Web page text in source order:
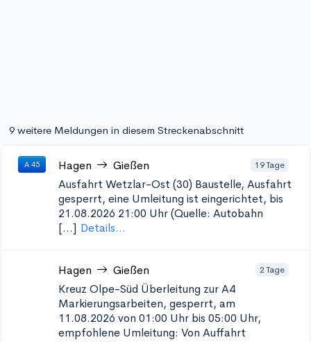
9 weitere Meldungen in diesem Streckenabschnitt
A 45 Hagen Gießen 19 Tage
Ausfahrt Wetzlar-Ost (30) Baustelle, Ausfahrt
gesperrt, eine Umleitung ist eingerichtet, bis
21.08.2026 21:00 Uhr (Quelle: Autobahn
[...] Details...
Hagen Gießen 2 Tage
Kreuz Olpe-Süd Überleitung zur A4
Markierungsarbeiten, gesperrt, am
11.08.2026 von 01:00 Uhr bis 05:00 Uhr,
empfohlene Umleitung: Von Auffahrt